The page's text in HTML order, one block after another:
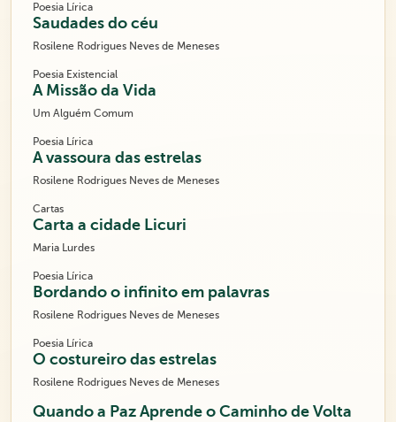
Poesia Lírica
Saudades do céu
Rosilene Rodrigues Neves de Meneses
Poesia Existencial
A Missão da Vida
Um Alguém Comum
Poesia Lírica
A vassoura das estrelas
Rosilene Rodrigues Neves de Meneses
Cartas
Carta a cidade Licuri
Maria Lurdes
Poesia Lírica
Bordando o infinito em palavras
Rosilene Rodrigues Neves de Meneses
Poesia Lírica
O costureiro das estrelas
Rosilene Rodrigues Neves de Meneses
Quando a Paz Aprende o Caminho de Volta